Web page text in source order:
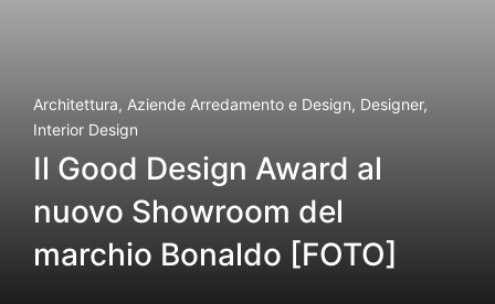
Architettura, Aziende Arredamento e Design, Designer,
Interior Design
Il Good Design Award al
nuovo Showroom del
marchio Bonaldo [FOTO]